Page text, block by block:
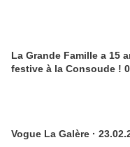
La Grande Famille a 15
festive à la Consoude !
Vogue La Galère ·